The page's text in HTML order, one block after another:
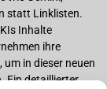
statt Linklisten.
Inhalte
ihre
um in dieser neuen
Ein detaillierter